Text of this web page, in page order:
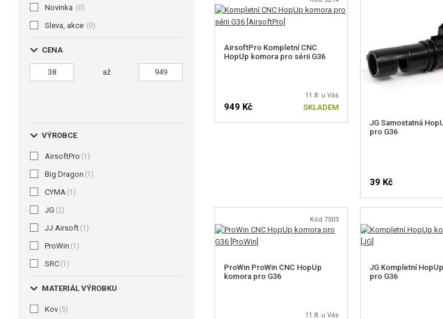
Novinka (0)
Sleva, akce (0)
CENA
až
VÝROBCE
AirsoftPro (1)
Big Dragon (1)
CYMA (1)
JG (2)
JJ Airsoft (1)
ProWin (1)
SRC (1)
MATERIÁL VÝROBKU
Kov (5)
AirsoftPro Kompletní CNC
HopUp komora pro sérii G36
11.8. u Vás
949 Kč SKLADEM
JG Samostatná
pro G36
39 Kč
Kód 7503
ProWin ProWin CNC HopUp
komora pro G36
11.8. u Vás
JG Kompletní
pro G36